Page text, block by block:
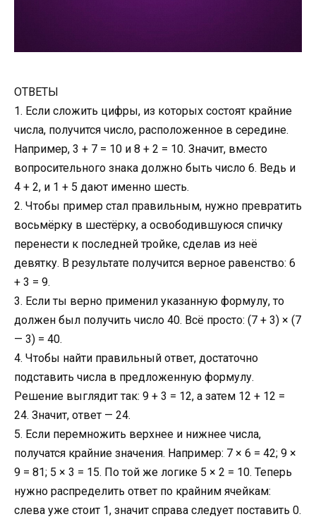
ОТВЕТЫ
1. Если сложить цифры, из которых состоят крайние
числа, получится число, расположенное в середине.
Например, 3 + 7 = 10 и 8 + 2 = 10. Значит, вместо
вопросительного знака должно быть число 6. Ведь и
4 + 2, и 1 + 5 дают именно шесть.
2. Чтобы пример стал правильным, нужно превратить
восьмёрку в шестёрку, а освободившуюся спичку
перенести к последней тройке, сделав из неё
девятку. В результате получится верное равенство: 6
+ 3 = 9.
3. Если ты верно применил указанную формулу, то
должен был получить число 40. Всё просто: (7 + 3) × (7
— 3) = 40.
4. Чтобы найти правильный ответ, достаточно
подставить числа в предложенную формулу.
Решение выглядит так: 9 + 3 = 12, а затем 12 + 12 =
24. Значит, ответ — 24.
5. Если перемножить верхнее и нижнее числа,
получатся крайние значения. Например: 7 × 6 = 42; 9 ×
9 = 81; 5 × 3 = 15. По той же логике 5 × 2 = 10. Теперь
нужно распределить ответ по крайним ячейкам:
слева уже стоит 1, значит справа следует поставить 0.